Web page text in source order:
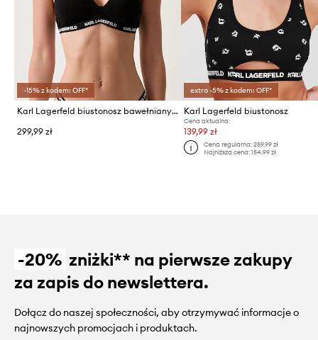
-15% z kodem: OFF*
Karl Lagerfeld biustonosz bawełniany z elastanem
299,99 zł
extra -5% z kodem: OFF*
Karl Lagerfeld biustonosz
Cena aktualna:
139,99 zł
Cena regularna: 259,99 zł
Najniższa cena: 154,99 zł
-20% zniżki** na pierwsze zakupy
za zapis do newslettera.
Dołącz do naszej społeczności, aby otrzymywać informacje o
najnowszych promocjach i produktach.